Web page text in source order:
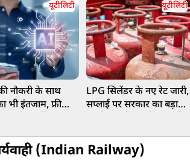
यूटीलिटी
नौकरी के साथ
भी इंतजाम, फ्री
यूटीलिटी
LPG सिलेंडर के नए रेट जारी,
सप्लाई पर सरकार का बड़ा
(Indian Railway)